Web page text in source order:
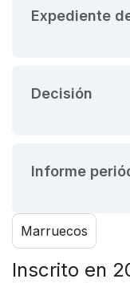
Expediente
Decisión
Informe
Marruecos
Inscrito en